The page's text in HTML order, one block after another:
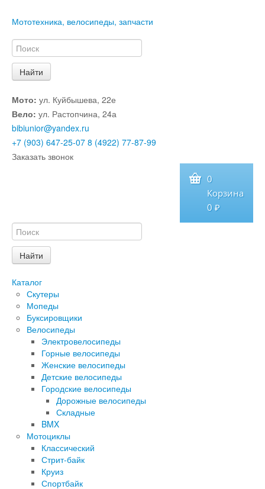
Мототехника, велосипеды, запчасти
Мото: ул. Куйбышева, 22е
Вело: ул. Растопчина, 24а
bibiunior@yandex.ru
+7 (903) 647-25-07 8 (4922) 77-87-99
Заказать звонок
0
Корзина
0 ₽
Каталог
Скутеры
Мопеды
Буксировщики
Велосипеды
Электровелосипеды
Горные велосипеды
Женские велосипеды
Детские велосипеды
Городские велосипеды
Дорожные велосипеды
Складные
BMX
Мотоциклы
Классический
Стрит-байк
Круиз
Спортбайк